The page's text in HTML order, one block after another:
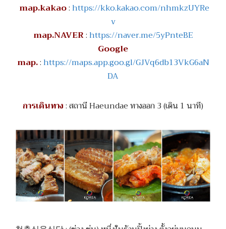
map.kakao:https://kko.kakao.com/nhmkzUYRe
v
map.NAVER:https://naver.me/5yPnteBE
Google
map.:https://maps.app.goo.gl/GJVq6db13VkG6aN
DA
การเดินทาง: สถานี Haeundae ทางออก 3 (เดิน 1 นาที)